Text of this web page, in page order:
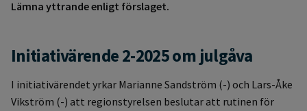
Lämna yttrande enligt förslaget.
Initiativärende 2-2025 om julgåva
I initiativärendet yrkar Marianne Sandström (-) och Lars-Åke
Vikström (-) att regionstyrelsen beslutar att rutinen för